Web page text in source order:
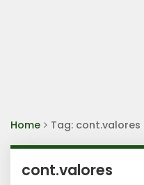
Home Tag: cont.valores
cont.valores